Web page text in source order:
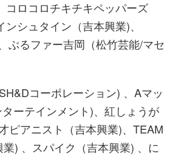
コロコロチキチキペッパーズ
ンシュタイン（吉本興業)、
ぶるファー吉岡（松竹芸能/マセ
コーポレーション) 、Aマッ
ーテインメント)、紅しょうが
ピアニスト（吉本興業)、TEAM
) 、スパイク（吉本興業) 、に